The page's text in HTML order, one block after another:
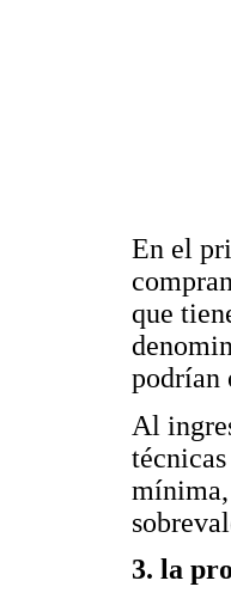
En el
que
podrían
Al
mínima,
3. la